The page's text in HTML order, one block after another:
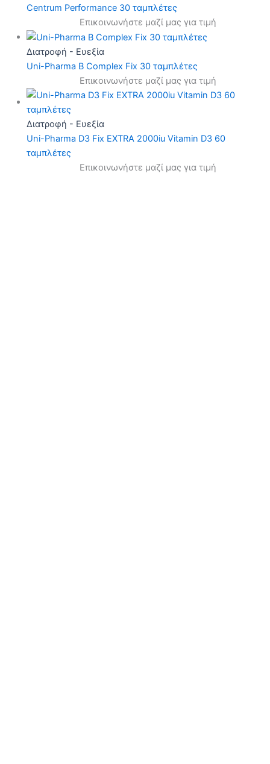
Centrum Performance 30 ταμπλέτες
Επικοινωνήστε μαζί μας για τιμή
Διατροφή - Ευεξία
Uni-Pharma B Complex Fix 30 ταμπλέτες
Επικοινωνήστε μαζί μας για τιμή
Διατροφή - Ευεξία
Uni-Pharma D3 Fix EXTRA 2000iu Vitamin D3 60
ταμπλέτες
Επικοινωνήστε μαζί μας για τιμή